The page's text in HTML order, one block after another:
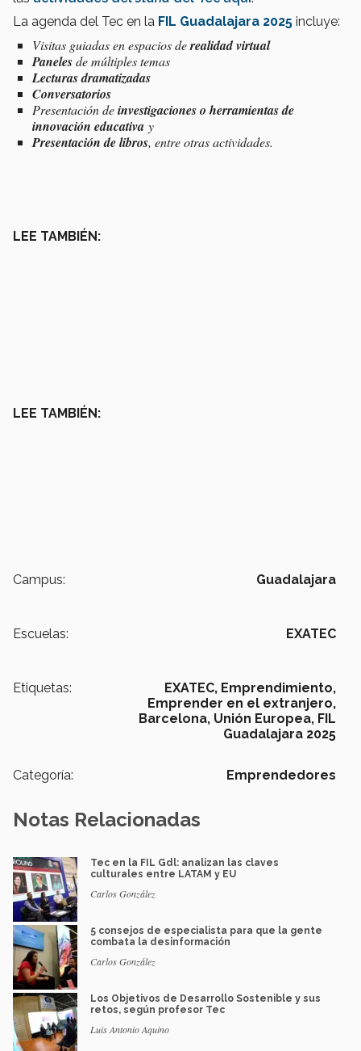
La agenda del Tec en la FIL Guadalajara 2025 incluye:
Visitas guiadas en espacios derealidad virtual
Panelesde múltiples temas
Lecturas dramatizadas
Conversatorios
Presentación deinvestigaciones o herramientas de
innovación educativa y
Presentación de libros, entre otras actividades.
LEE TAMBIÉN:
LEE TAMBIÉN:
Campus: Guadalajara
Escuelas: EXATEC
Etiquetas: EXATEC, Emprendimiento,
Emprender en el extranjero,
Barcelona, Unión Europea, FIL
Guadalajara 2025
Categoría: Emprendedores
Notas Relacionadas
Tec en la FIL Gdl: analizan las claves
culturales entre LATAM y EU
Carlos González
5 consejos de especialista para que la gente
combata la desinformación
Carlos González
Los Objetivos de Desarrollo Sostenible y sus
retos, según profesor Tec
Luis Antonio Aquino